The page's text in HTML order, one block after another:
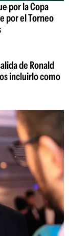
por la Copa
por el Torneo
de Ronald
incluirlo como